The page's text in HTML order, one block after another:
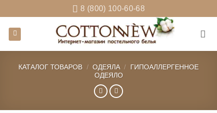
to
content
8 (800) 100-60-68
КАТАЛОГ ТОВАРОВ / ОДЕЯЛА /
ГИПОАЛЛЕРГЕННОЕ
ОДЕЯЛО